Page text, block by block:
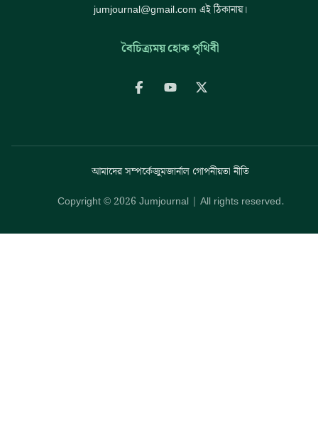
jumjournal@gmail.com এই ঠিকানায়।
বৈচিত্র্যময় হোক পৃথিবী
আমাদের সম্পর্কেজুমজার্নাল গোপনীয়তা নীতি
Copyright © 2026 Jumjournal | All rights reserved.